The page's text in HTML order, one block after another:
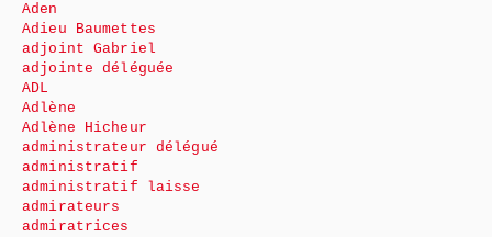
Aden
Adieu Baumettes
adjoint Gabriel
adjointe déléguée
ADL
Adlène
Adlène Hicheur
administrateur délégué
administratif
administratif laisse
admirateurs
admiratrices